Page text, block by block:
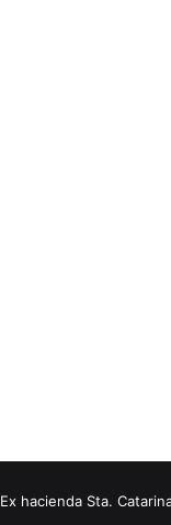
hacienda Sta.